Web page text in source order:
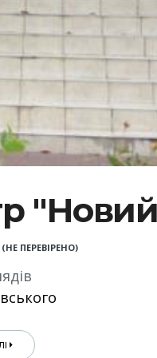
"Новий
ПЕРЕВІРЕНО)